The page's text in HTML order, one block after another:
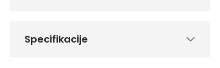
Specifikacije